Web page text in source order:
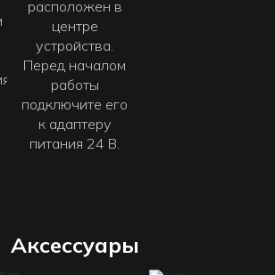
расположен в
центре
устройства.
Перед началом
работы
подключите его
к адаптеру
питания 24 В.
Аксессуары